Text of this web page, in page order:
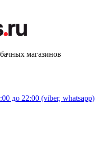
магазинов
до 22:00 (viber, whatsapp)